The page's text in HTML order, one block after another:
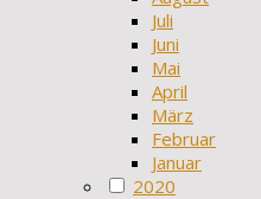
Juli
Juni
Mai
April
März
Februar
Januar
2020